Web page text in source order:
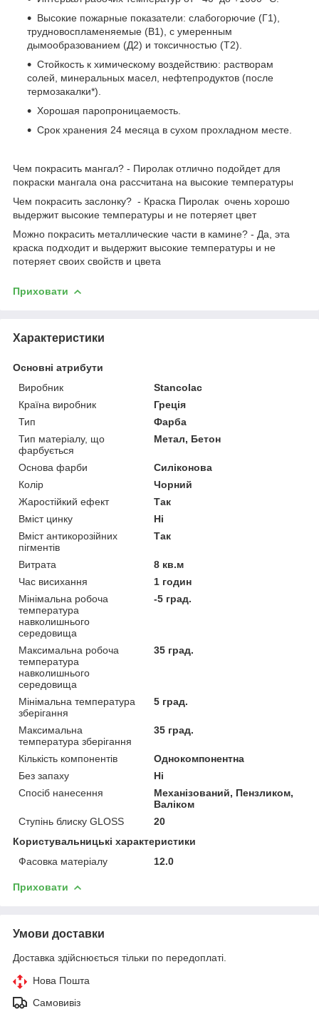
Высокие пожарные показатели: слабогорючие (Г1),
трудновоспламеняемые (В1), с умеренным
дымообразованием (Д2) и токсичностью (Т2).
Стойкость к химическому воздействию: растворам
солей, минеральных масел, нефтепродуктов (после
термозакалки*).
Хорошая паропроницаемость.
Срок хранения 24 месяца в сухом прохладном месте.
Чем покрасить мангал? - Пиролак отлично подойдет для
покраски мангала она рассчитана на высокие температуры
Чем покрасить заслонку? - Краска Пиролак очень хорошо
выдержит высокие температуры и не потеряет цвет
Можно покрасить металлические части в камине? - Да, эта
краска подходит и выдержит высокие температуры и не
потеряет своих свойств и цвета
Приховати
Характеристики
Основні атрибути
Виробник
Stancolac
Країна виробник
Греція
Тип
Фарба
Тип матеріалу, що
фарбується
Метал, Бетон
Основа фарби
Силіконова
Колір
Чорний
Жаростійкий ефект
Так
Вміст цинку
Ні
Вміст антикорозійних
пігментів
Так
Витрата
8 кв.м
Час висихання
1 годин
Мінімальна робоча
температура
навколишнього
середовища
-5 град.
Максимальна робоча
температура
навколишнього
середовища
35 град.
Мінімальна температура
зберігання
5 град.
Максимальна
температура зберігання
35 град.
Кількість компонентів
Однокомпонентна
Без запаху
Ні
Спосіб нанесення
Механізований, Пензликом,
Валіком
Ступінь блиску GLOSS
20
Користувальницькі характеристики
Фасовка матеріалу
12.0
Приховати
Умови доставки
Доставка здійснюється тільки по передоплаті.
Нова Пошта
Самовивіз